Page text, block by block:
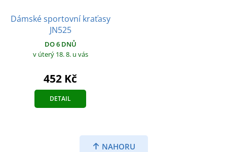
Dámské sportovní kraťasy
JN525
DO 6 DNŮ
v úterý 18. 8. u vás
452 Kč
DETAIL
NAHORU